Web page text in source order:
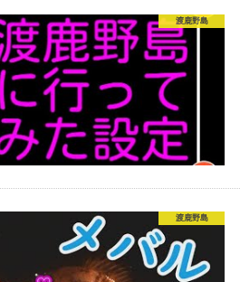
渡鹿野島
渡鹿野島